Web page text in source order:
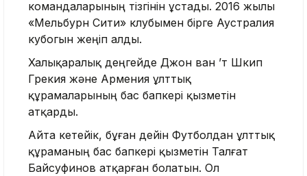
командаларының тізгінін ұстады. 2016 жылы
«Мельбурн Сити» клубымен бірге Аустралия
кубогын жеңіп алды.
Халықаралық деңгейде Джон ван ’т Шкип
Грекия және Армения ұлттық
құрамаларының бас бапкері қызметін
атқарды.
Айта кетейік, бұған дейін Футболдан ұлттық
құраманың бас бапкері қызметін Талғат
Байсуфинов атқарған болатын. Ол